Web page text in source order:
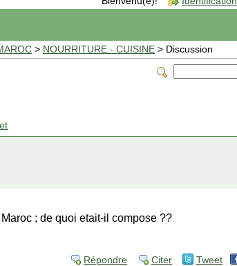
> NOURRITURE - CUISINE > Discussion
; de quoi etait-il compose ??
Répondre Citer Tweet